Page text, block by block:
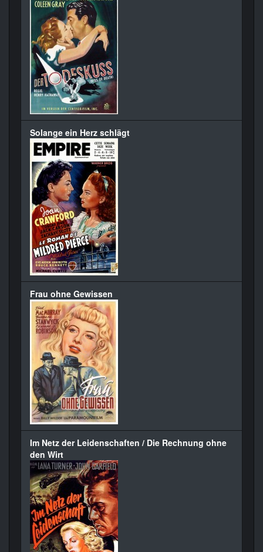
Solange ein Herz schlägt
Frau ohne Gewissen
Im Netz der Leidenschaften / Die Rechnung ohne
den Wirt